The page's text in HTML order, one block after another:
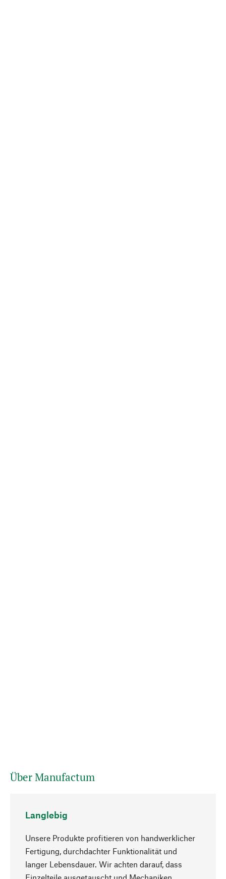
Über Manufactum
Langlebig
Unsere Produkte profitieren von handwerklicher
Fertigung, durchdachter Funktionalität und
langer Lebensdauer. Wir achten darauf, dass